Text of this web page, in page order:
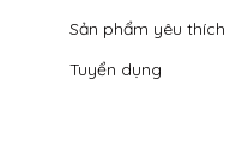
Sản phẩm yêu thích
Tuyển dụng